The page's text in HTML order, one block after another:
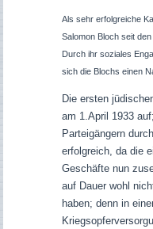
Als sehr erfolgreiche
Salomon Bloch seit
Durch ihr soziales
sich die Blochs einen
Die ersten
am 1.April 1933
Parteigängern
erfolgreich, da die
Geschäfte nun
auf Dauer wohl
haben; denn in